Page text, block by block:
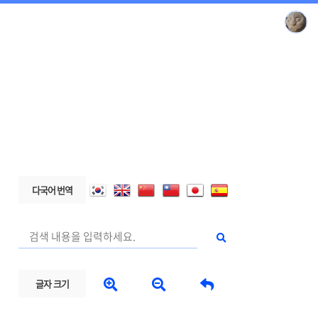
다국어 번역
글자 크기   